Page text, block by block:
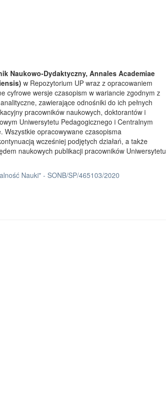
Naukowo-Dydaktyczny, Annales Academiae
w Repozytorium UP wraz z opracowaniem
cyfrowe wersje czasopism w wariancie zgodnym z
zawierające odnośniki do ich pełnych
pracowników naukowych, doktorantów i
Uniwersytetu Pedagogicznego i Centralnym
Wszystkie opracowywane czasopisma
wcześniej podjętych działań, a także
naukowych publikacji pracowników Uniwersytetu
Nauki" - SONB/SP/465103/2020